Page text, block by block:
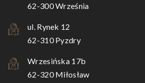
62-300 Września
ul. Rynek 12
62-310 Pyzdry
Wrzesińska 17b
62-320 Miłosław